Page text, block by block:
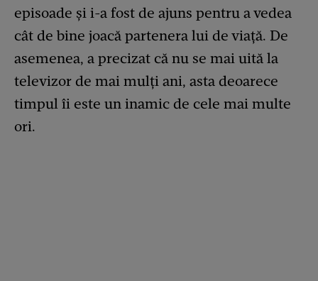
episoade și i-a fost de ajuns pentru a vedea
cât de bine joacă partenera lui de viață. De
asemenea, a precizat că nu se mai uită la
televizor de mai mulți ani, asta deoarece
timpul îi este un inamic de cele mai multe
ori.